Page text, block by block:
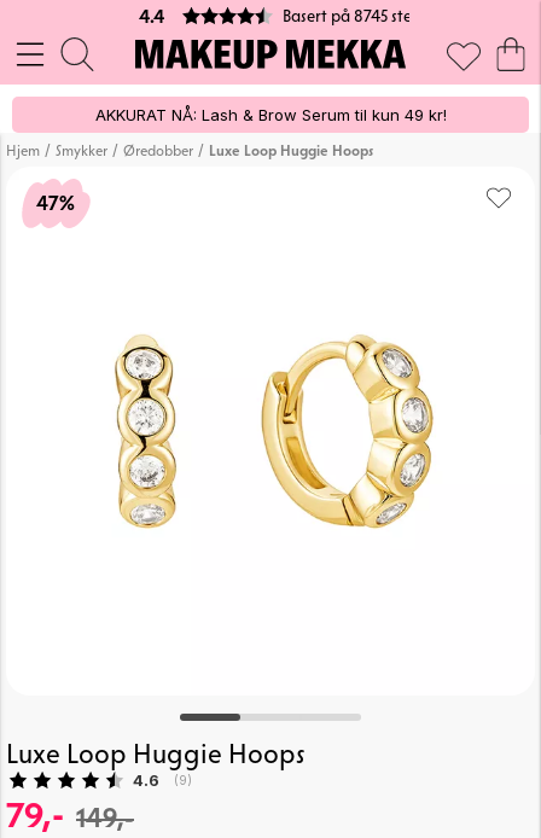
4.4 Basert på 8745 stemmer
AKKURAT NÅ: Lash & Brow Serum til kun 49 kr!
Hjem / Smykker / Øredobber / Luxe Loop Huggie Hoops
47%
Luxe Loop Huggie Hoops
Gjennomsnittskarakter:
4.6 (stemmer:
9)
79,- 149,-